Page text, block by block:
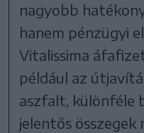
nagyobb
hanem pénzügyi
Vitalissima
például az
aszfalt, különféle
jelentős összegek